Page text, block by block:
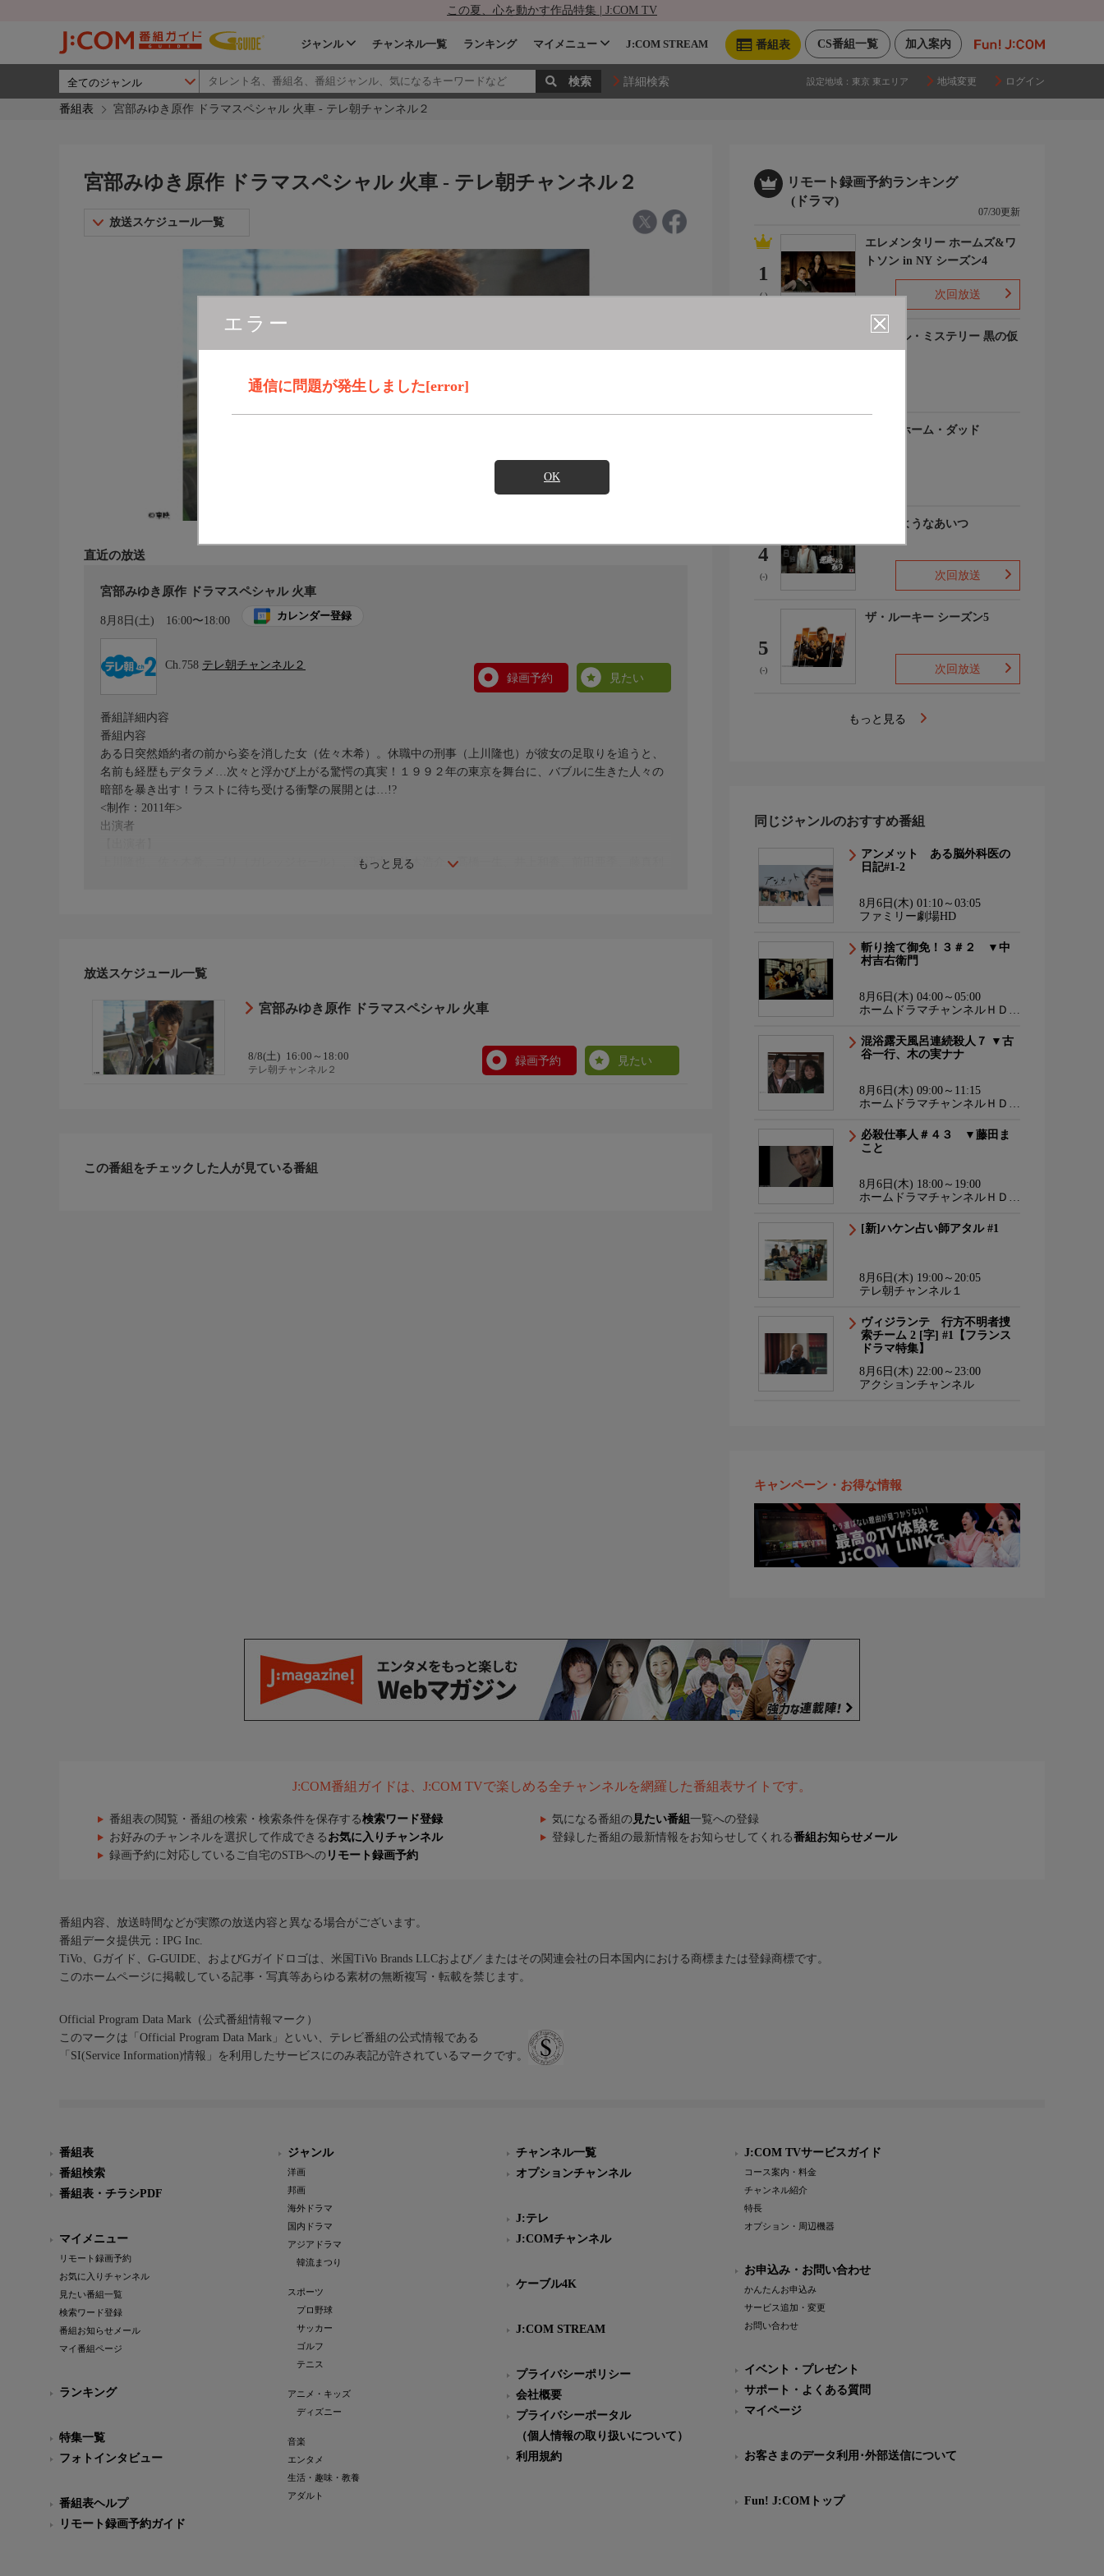
この夏、心を動かす作品特集 | J:COM TV
加入案内
CS番組一覧
番組表
ジャンル チャンネル一覧 ランキング マイメニュー J:COM STREAM
詳細検索 設定地域： 東京 東エリア 地域変更 ログイン
番組表 宮部みゆき原作 ドラマスペシャル 火車 - テレ朝チャンネル２
エラー
通信に問題が発生しました[error]
OK
宮部みゆき原作 ドラマスペシャル 火車 - テレ朝チャンネル２
放送スケジュール一覧
直近の放送
宮部みゆき原作 ドラマスペシャル 火車
8月8日(土) 16:00〜18:00 カレンダー登録
Ch.758 テレ朝チャンネル２
録画予約
見たい
もっと見る
番組詳細内容
番組内容
ある日突然婚約者の前から姿を消した女（佐々木希）。休職中の刑事（上川隆也）が彼女の足取りを追うと、
名前も経歴もデタラメ…次々と浮かび上がる驚愕の真実！１９９２年の東京を舞台に、バブルに生きた人々の
暗部を暴き出す！ラストに待ち受ける衝撃の展開とは…!?
<制作：2011年>
出演者
上川隆也、佐々木希、ゴリ（ガレッジセール）、渡辺大、鈴木浩介、高橋一生、井上和香、前田亜季、藤真利
放送スケジュール一覧
宮部みゆき原作 ドラマスペシャル 火車
8/8(土) 16:00～18:00
テレ朝チャンネル２
録画予約 見たい
この番組をチェックした人が見ている番組
リモート録画予約ランキング
(ドラマ)
07/30更新
1
(-)
エレメンタリー ホームズ&ワ
トソン in NY シーズン4
次回放送
ルーヴル・ミステリー 黒の仮
アットホーム・ダッド
4
(-)
悪魔のようなあいつ
次回放送
5
(-)
ザ・ルーキー シーズン5
次回放送
もっと見る
同じジャンルのおすすめ番組
アンメット ある脳外科医の
日記#1-2
8月6日(木) 01:10～03:05
ファミリー劇場HD
斬り捨て御免！３＃２ ▼中
村吉右衛門
8月6日(木) 04:00～05:00
ホームドラマチャンネルＨＤ
混浴露天風呂連続殺人７ ▼古
谷一行、木の実ナナ
8月6日(木) 09:00～11:15
ホームドラマチャンネルＨＤ
必殺仕事人＃４３ ▼藤田ま
こと
8月6日(木) 18:00～19:00
ホームドラマチャンネルＨＤ
[新]ハケン占い師アタル #1
8月6日(木) 19:00～20:05
テレ朝チャンネル１
ヴィジランテ 行方不明者捜
索チーム 2 [字] #1【フランス
ドラマ特集】
8月6日(木) 22:00～23:00
アクションチャンネル
キャンペーン・お得な情報
J:COM番組ガイドは、J:COM TVで楽しめる全チャンネルを網羅した番組表サイトです。
番組表の閲覧・番組の検索・検索条件を保存する検索ワード登録 気になる番組の 見たい番組 一覧への登録
お好みのチャンネルを選択して作成できる お気に入りチャンネル 登録した番組の最新情報をお知らせしてくれる番組お知らせメール
録画予約に対応しているご自宅のSTBへの リモート録画予約
番組内容、放送時間などが実際の放送内容と異なる場合がございます。
番組データ提供元：IPG Inc.
TiVo、Gガイド、G-GUIDE、およびGガイドロゴは、米国TiVo Brands LLCおよび／またはその関連会社の日本国内における商標または登録商標です。
このホームページに掲載している記事・写真等あらゆる素材の無断複写・転載を禁じます。
Official Program Data Mark（公式番組情報マーク）
このマークは「Official Program Data Mark」といい、テレビ番組の公式情報である
「SI(Service Information)情報」を利用したサービスにのみ表記が許されているマークです。
番組表
番組検索
番組表・チラシPDF
マイメニュー
リモート録画予約
お気に入りチャンネル
見たい番組一覧
検索ワード登録
番組お知らせメール
マイ番組ページ
ランキング
特集一覧
フォトインタビュー
番組表ヘルプ
リモート録画予約ガイド
ジャンル
洋画
邦画
海外ドラマ
国内ドラマ
アジアドラマ
韓流まつり
スポーツ
プロ野球
サッカー
ゴルフ
テニス
アニメ・キッズ
ディズニー
音楽
エンタメ
生活・趣味・教養
アダルト
チャンネル一覧
オプションチャンネル
J:テレ
J:COMチャンネル
ケーブル4K
J:COM STREAM
プライバシーポリシー
会社概要
プライバシーポータル
（個人情報の取り扱いについて）
利用規約
J:COM TVサービスガイド
コース案内・料金
チャンネル紹介
特長
オプション・周辺機器
お申込み・お問い合わせ
かんたんお申込み
サービス追加・変更
お問い合わせ
イベント・プレゼント
サポート・よくある質問
マイページ
お客さまのデータ利用･外部送信について
Fun! J:COMトップ